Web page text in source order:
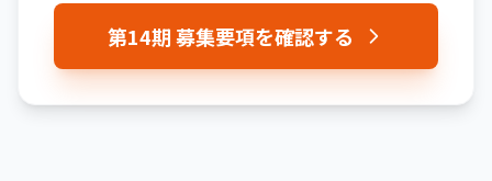
第14期 募集要項を確認する